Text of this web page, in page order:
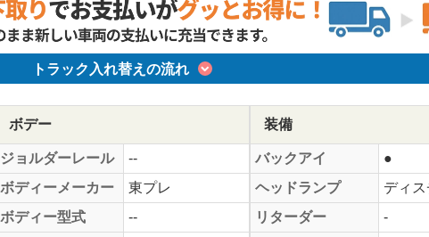
トラック入れ替えの流れ
ボデー
ジョルダーレール
--
ボディーメーカー
東プレ
ボディー型式
--
装備
バックアイ
●
ヘッドランプ
ディ
リターダー
-